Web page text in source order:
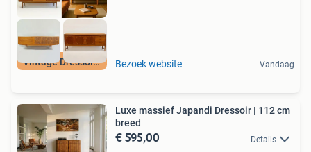
Vintage Dressoirs Bezoek website Vandaag
Luxe massief Japandi Dressoir | 112 cm
breed
€ 595,00 Details